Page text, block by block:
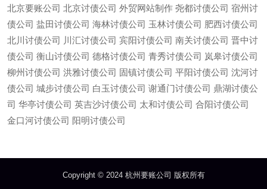
北京要账公司 北京讨债公司 外贸网站制作 尧都讨债公司 宿州讨
债公司 盐田讨债公司 海林讨债公司 玉林讨债公司 肥西讨债公司
北川讨债公司 川汇讨债公司 宾阳讨债公司 南关讨债公司 晋中讨
债公司 衡山讨债公司 德格讨债公司 青秀讨债公司 岚皋讨债公司
柳州讨债公司 洪雅讨债公司 固镇讨债公司 平阳讨债公司 沈河讨
债公司 城步讨债公司 白玉讨债公司 谢通门讨债公司 鼎湖讨债公
司 华亭讨债公司 英吉沙讨债公司 太和讨债公司 合阳讨债公司
金口河讨债公司 阳明讨债公司
Copyright © 2024 杭州要账公司 版权所有
微信13685747439